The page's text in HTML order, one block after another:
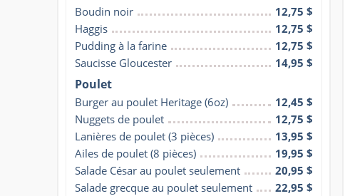
Boudin noir
12,75 $
Haggis
12,75 $
Pudding à la farine
12,75 $
Saucisse Gloucester
14,95 $
Poulet
Burger au poulet Heritage (6oz)
12,45 $
Nuggets de poulet
12,75 $
Lanières de poulet (3 pièces)
13,95 $
Ailes de poulet (8 pièces)
19,95 $
Salade César au poulet seulement
20,95 $
Salade grecque au poulet seulement
22,95 $